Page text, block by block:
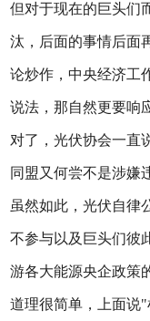
但对于现在的巨头们
汰，后面的事情后面
论炒作，中央经济工
说法，那自然更要响
对了，光伏协会一直
同盟又何尝不是涉嫌
虽然如此，光伏自律
不参与以及巨头们彼
游各大能源央企政策
道理很简单，上面说